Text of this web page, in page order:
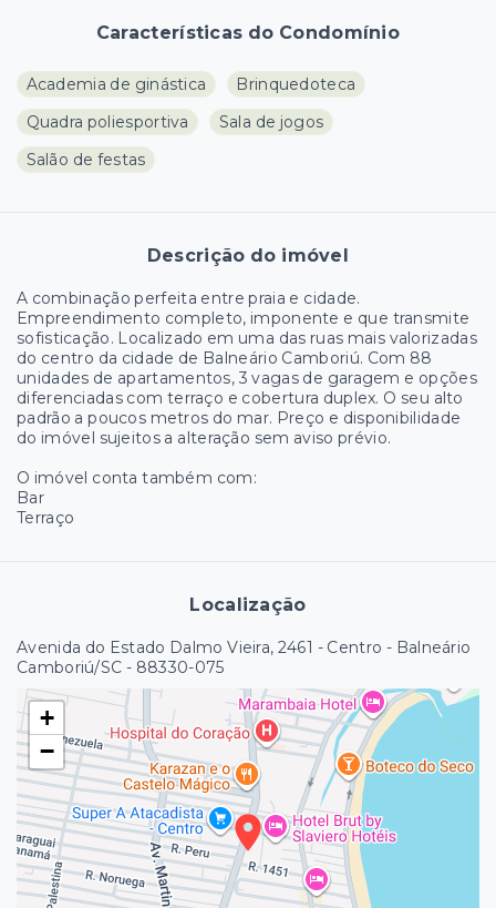
Características do Condomínio
Academia de ginástica
Brinquedoteca
Quadra poliesportiva
Sala de jogos
Salão de festas
Descrição do imóvel
A combinação perfeita entre praia e cidade.
Empreendimento completo, imponente e que transmite
sofisticação. Localizado em uma das ruas mais valorizadas
do centro da cidade de Balneário Camboriú. Com 88
unidades de apartamentos, 3 vagas de garagem e opções
diferenciadas com terraço e cobertura duplex. O seu alto
padrão a poucos metros do mar. Preço e disponibilidade
do imóvel sujeitos a alteração sem aviso prévio.
O imóvel conta também com:
Bar
Terraço
Localização
Avenida do Estado Dalmo Vieira, 2461 - Centro - Balneário
Camboriú/SC - 88330-075
+
−